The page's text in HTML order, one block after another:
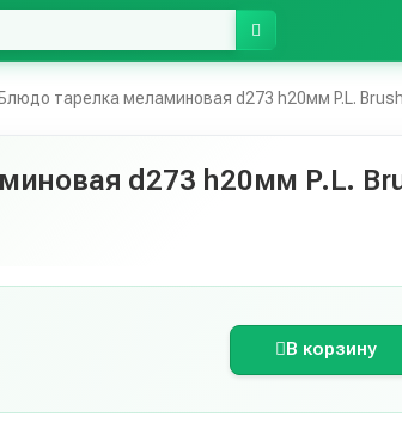
Блюдо тарелка меламиновая d273 h20мм P.L. Brush
d273 h20мм P.L.
В корзину